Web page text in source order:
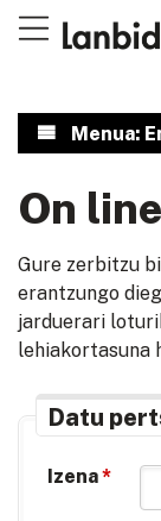
Menua:
On
Gure zerbitzu
erantzungo
jarduerari
lehiakortasuna
Datu
Izena*